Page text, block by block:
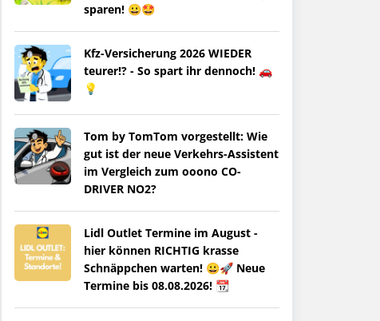
sparen! 😀🤩
Kfz-Versicherung 2026 WIEDER
teurer!? - So spart ihr dennoch! 🚗
💡
Tom by TomTom vorgestellt: Wie
gut ist der neue Verkehrs-Assistent
im Vergleich zum ooono CO-
DRIVER NO2?
Lidl Outlet Termine im August -
hier können RICHTIG krasse
Schnäppchen warten! 😀🚀 Neue
Termine bis 08.08.2026! 📆